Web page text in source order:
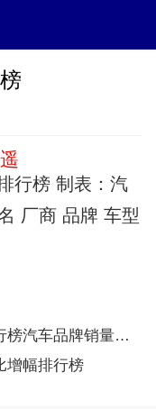
行榜 制表：汽
厂商 品牌 车型
车品牌销量排名
增幅排行榜